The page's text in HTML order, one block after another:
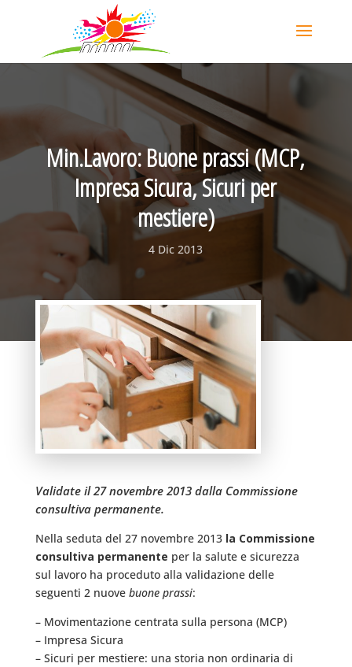
Min.Lavoro: Buone prassi (MCP,
Impresa Sicura, Sicuri per
mestiere)
4 Dic 2013
Validate il 27 novembre 2013 dalla Commissione
consultiva permanente.
Nella seduta del 27 novembre 2013 la Commissione
consultiva permanente per la salute e sicurezza
sul lavoro ha proceduto alla validazione delle
seguenti 2 nuove buone prassi:
– Movimentazione centrata sulla persona (MCP)
– Impresa Sicura
– Sicuri per mestiere: una storia non ordinaria di